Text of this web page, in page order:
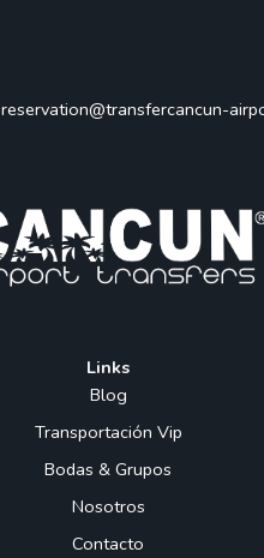
reservation@transfercancun-
Links
Blog
Transportación Vip
Bodas & Grupos
Nosotros
Contacto